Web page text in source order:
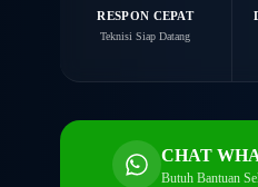
RESPON CEPAT
Teknisi Siap Datang
CHAT
Butuh Bantuan